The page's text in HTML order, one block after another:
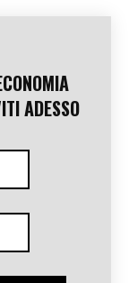
ADESSO